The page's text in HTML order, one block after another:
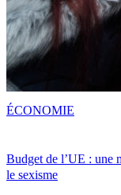
Budget de l’UE : une
le sexisme
ÉCONOMIE